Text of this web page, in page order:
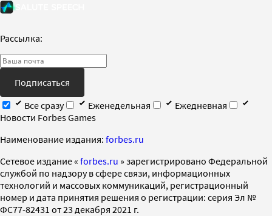
Рассылка:
Подписаться
Все сразу
Еженедельная
Ежедневная
Новости Forbes Games
Наименование издания: forbes.ru
Cетевое издание « forbes.ru » зарегистрировано Федеральной
службой по надзору в сфере связи, информационных
технологий и массовых коммуникаций, регистрационный
номер и дата принятия решения о регистрации: серия Эл №
ФС77-82431 от 23 декабря 2021 г.